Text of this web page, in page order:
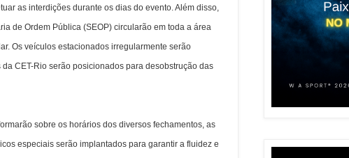
as interdições durante os dias do evento. Além disso,
de Ordem Pública (SEOP) circularão em toda a área
Os veículos estacionados irregularmente serão
CET-Rio serão posicionados para desobstrução das
sobre os horários dos diversos fechamentos, as
especiais serão implantados para garantir a fluidez e